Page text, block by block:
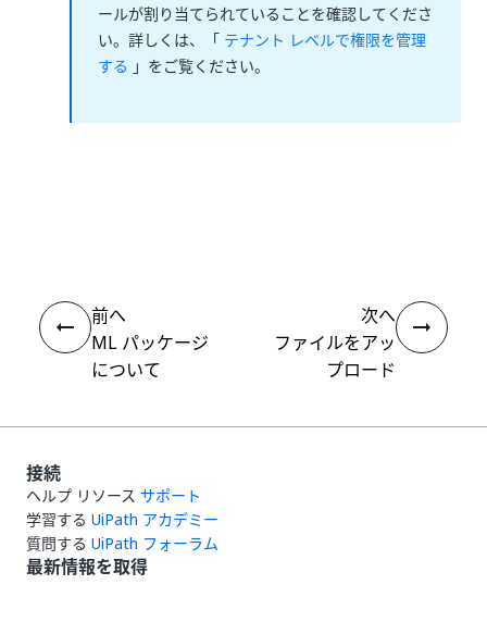
ールが割り当てられていることを確認してくださ
い。詳しくは、「 テナント レベルで権限を管理
する 」をご覧ください。
前へ
ML パッケージ
について
次へ
ファイルをアッ
プロード
接続
ヘルプ リソース サポート
学習する UiPath アカデミー
質問する UiPath フォーラム
最新情報を取得